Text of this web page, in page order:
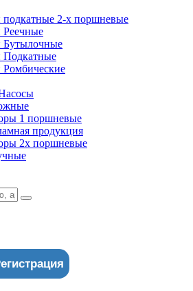
2-х поршневые
Бутылочные
Подкатные
1 поршневые
продукция
2х поршневые